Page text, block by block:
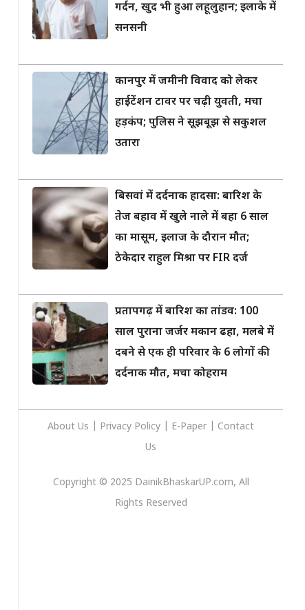
गर्दन, खुद भी हुआ लहूलुहान; इलाके में
सनसनी
कानपुर में जमीनी विवाद को लेकर
हाईटेंशन टावर पर चढ़ी युवती, मचा
हड़कंप; पुलिस ने सूझबूझ से सकुशल
उतारा
बिसवां में दर्दनाक हादसा: बारिश के
तेज बहाव में खुले नाले में बहा 6 साल
का मासूम, इलाज के दौरान मौत;
ठेकेदार राहुल मिश्रा पर FIR दर्ज
प्रतापगढ़ में बारिश का तांडव: 100
साल पुराना जर्जर मकान ढहा, मलबे में
दबने से एक ही परिवार के 6 लोगों की
दर्दनाक मौत, मचा कोहराम
About Us Privacy Policy E-Paper
Contact
Us
Copyright © 2025 DainikBhaskarUP.com, All
Rights Reserved